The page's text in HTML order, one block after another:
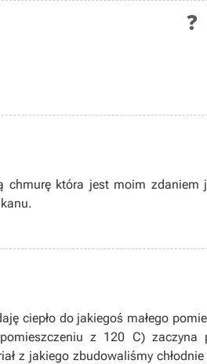
❓
chmurę która jest moim zdaniem
ciepło do jakiegoś małego
z jakiego zbudowaliśmy